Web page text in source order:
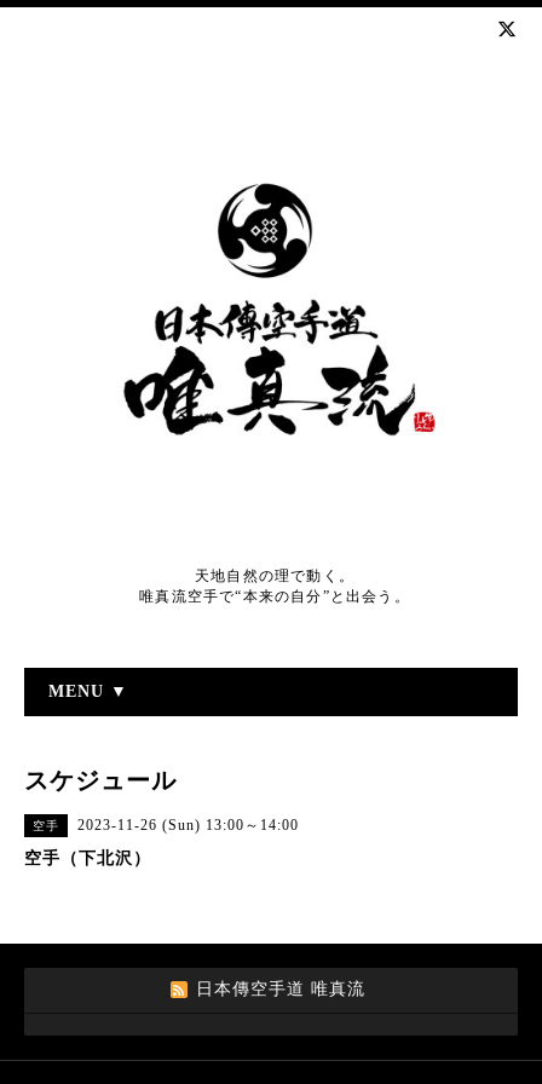
天地自然の理で動く。
唯真流空手で“本来の自分”と出会う。
MENU ▼
スケジュール
空手 2023-11-26 (Sun) 13:00～14:00
空手（下北沢）
日本傳空手道 唯真流